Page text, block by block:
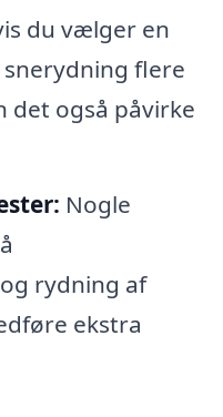
du vælger en
flere
det også påvirke
Nogle
rydning af
ekstra